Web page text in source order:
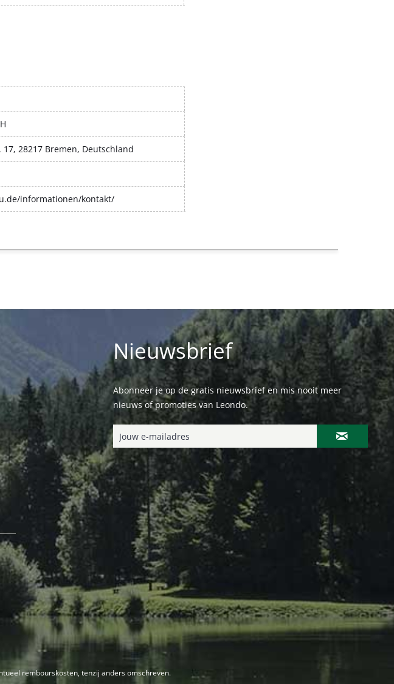
28217 Bremen, Deutschland
informationen/kontakt/
Nieuwsbrief
Abonneer je op de gratis nieuwsbrief en mis nooit meer
nieuws of promoties van Leondo.
rembourskosten, tenzij anders omschreven.